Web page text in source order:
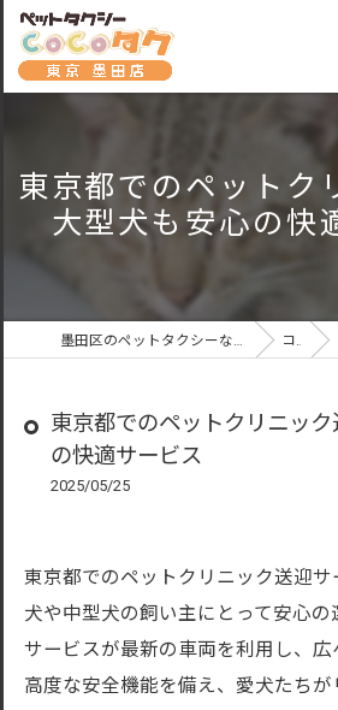
東京都でのペットク
大型犬も安心の快
墨田区のペットタクシーならペットタクシーCoCoタク東京墨田店 コラム
東京都でのペットクリニッ
の快適サービス
2025/05/25
東京都でのペットクリニック送迎
犬や中型犬の飼い主にとって安心の
サービスが最新の車両を利用し、広
高度な安全機能を備え、愛犬たち